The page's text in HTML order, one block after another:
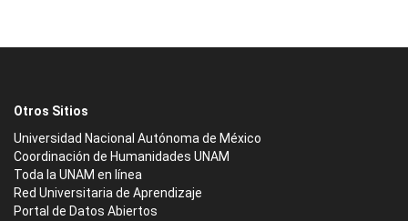
Otros Sitios
Universidad Nacional Autónoma de México
Coordinación de Humanidades UNAM
Toda la UNAM en línea
Red Universitaria de Aprendizaje
Portal de Datos Abiertos